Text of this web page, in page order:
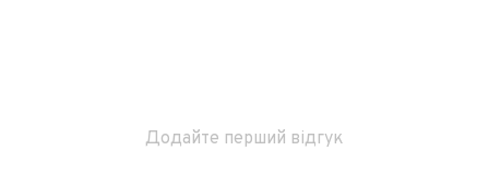
Додайте перший відгук